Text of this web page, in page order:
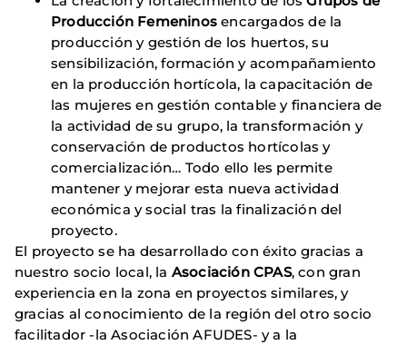
Producción Femeninos encargados de la
producción y gestión de los huertos, su
sensibilización, formación y acompañamiento
en la producción hortícola, la capacitación de
las mujeres en gestión contable y financiera de
la actividad de su grupo, la transformación y
conservación de productos hortícolas y
comercialización… Todo ello les permite
mantener y mejorar esta nueva actividad
económica y social tras la finalización del
proyecto.
El proyecto se ha desarrollado con éxito gracias a
nuestro socio local, la Asociación CPAS, con gran
experiencia en la zona en proyectos similares, y
gracias al conocimiento de la región del otro socio
facilitador -la Asociación AFUDES- y a la